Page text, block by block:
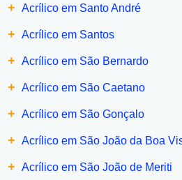
+ Acrílico em Santo André
+ Acrílico em Santos
+ Acrílico em São Bernardo
+ Acrílico em São Caetano
+ Acrílico em São Gonçalo
+ Acrílico em São João da Boa
+ Acrílico em São João de Meriti